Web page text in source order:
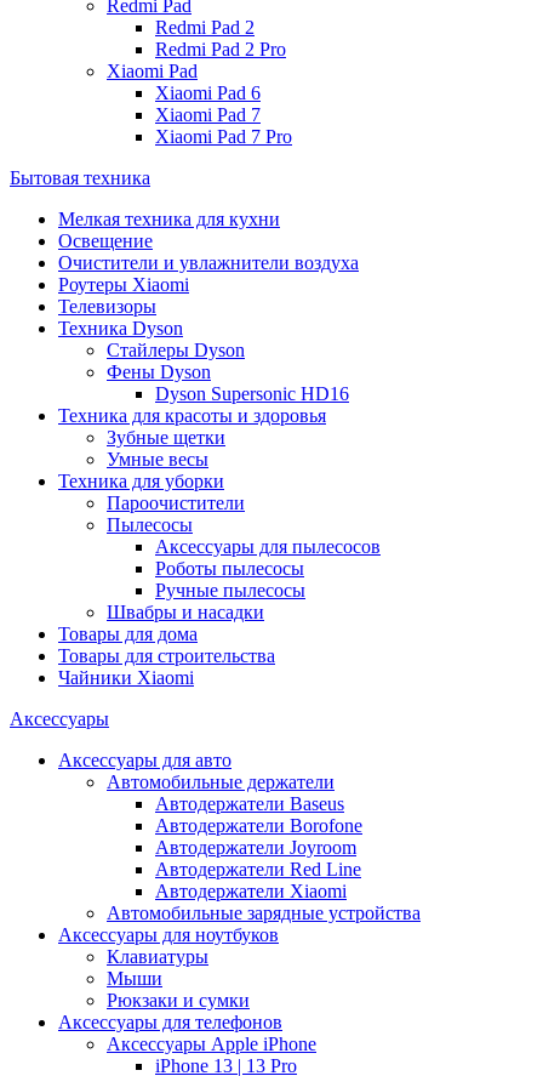
Redmi Pad
Redmi Pad 2
Redmi Pad 2 Pro
Xiaomi Pad
Xiaomi Pad 6
Xiaomi Pad 7
Xiaomi Pad 7 Pro
Бытовая техника
Мелкая техника для кухни
Освещение
Очистители и увлажнители воздуха
Роутеры Xiaomi
Телевизоры
Техника Dyson
Стайлеры Dyson
Фены Dyson
Dyson Supersonic HD16
Техника для красоты и здоровья
Зубные щетки
Умные весы
Техника для уборки
Пароочистители
Пылесосы
Аксессуары для пылесосов
Роботы пылесосы
Ручные пылесосы
Швабры и насадки
Товары для дома
Товары для строительства
Чайники Xiaomi
Аксессуары
Аксессуары для авто
Автомобильные держатели
Автодержатели Baseus
Автодержатели Borofone
Автодержатели Joyroom
Автодержатели Red Line
Автодержатели Xiaomi
Автомобильные зарядные устройства
Аксессуары для ноутбуков
Клавиатуры
Мыши
Рюкзаки и сумки
Аксессуары для телефонов
Аксессуары Apple iPhone
iPhone 13 | 13 Pro